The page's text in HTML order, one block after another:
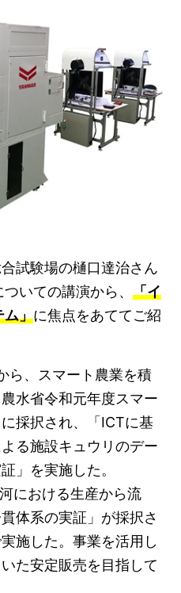
試験場の樋口達治さん
いての講演から、「イ
ム」に焦点をあててご紹
ら、スマート農業を積
水省令和元年度スマー
採択され、「ICTに基
る施設キュウリのデー
」を実施した。
における生産から流
体系の実証」が採択さ
施した。事業を活用し
た安定販売を目指して